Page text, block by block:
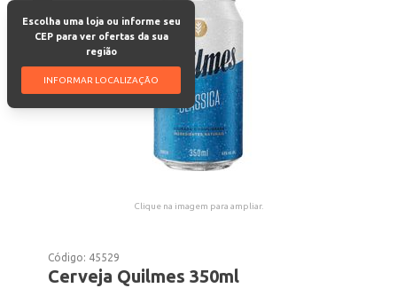
Escolha uma loja ou informe seu
CEP para ver ofertas da sua
região
INFORMAR LOCALIZAÇÃO
Clique na imagem para ampliar.
Código: 45529
Cerveja Quilmes 350ml